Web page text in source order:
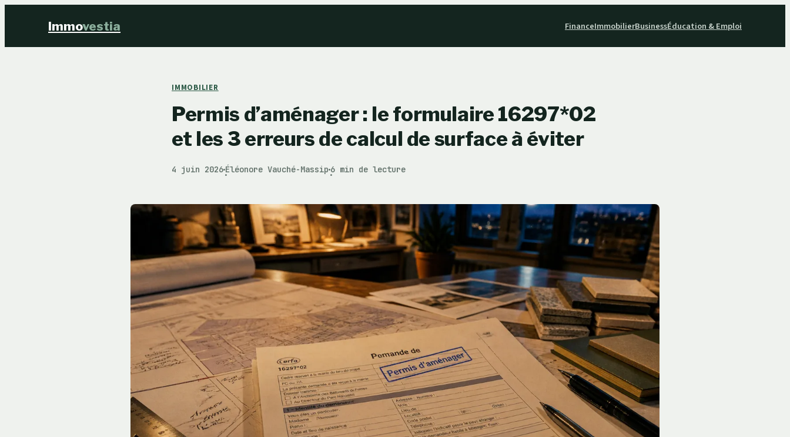
Immovestia FinanceImmobilierBusinessÉducation & Emploi
IMMOBILIER
Permis d’aménager : le formulaire 16297*02
et les 3 erreurs de calcul de surface à éviter
4 juin 2026
·
Éléonore Vauché-Massip
·
6 min de lecture